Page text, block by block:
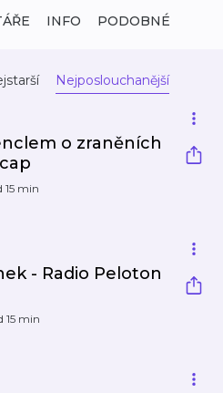
INFO PODOBNÉ
Nejposlouchanější
o zraněních
15 min
- Radio Peloton
15 min